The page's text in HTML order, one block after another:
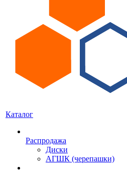
Каталог
Распродажа
Диски
АГШК (черепашки)